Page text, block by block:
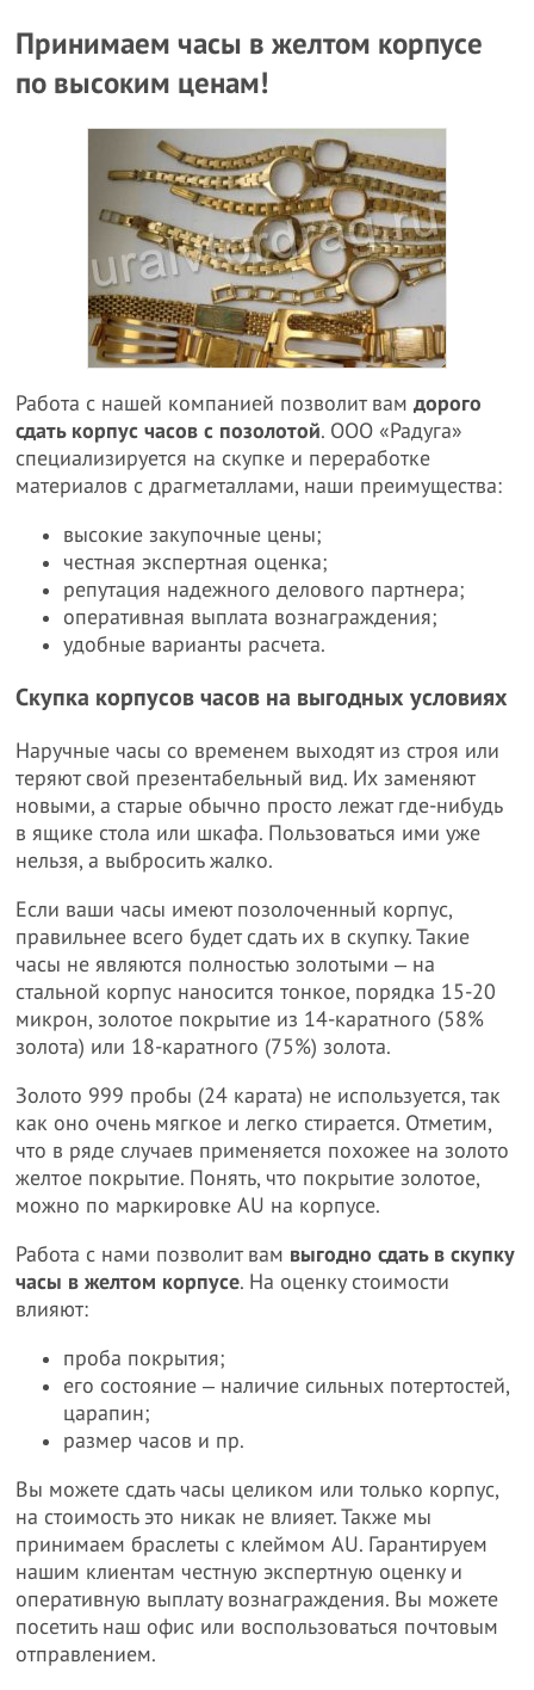
Принимаем часы в желтом корпусе
по высоким ценам!
Работа с нашей компанией позволит вамдорого
сдать корпус часов с позолотой. ООО «Радуга»
специализируется на скупке и переработке
материалов с драгметаллами, наши преимущества:
высокие закупочные цены;
честная экспертная оценка;
репутация надежного делового партнера;
оперативная выплата вознаграждения;
удобные варианты расчета.
Скупка корпусов часов на выгодных условиях
Наручные часы со временем выходят из строя или
теряют свой презентабельный вид. Их заменяют
новыми, а старые обычно просто лежат где-нибудь
в ящике стола или шкафа. Пользоваться ими уже
нельзя, а выбросить жалко.
Если ваши часы имеют позолоченный корпус,
правильнее всего будет сдать их в скупку. Такие
часы не являются полностью золотыми ‒ на
стальной корпус наносится тонкое, порядка 15-20
микрон, золотое покрытие из 14-каратного (58%
золота) или 18-каратного (75%) золота.
Золото 999 пробы (24 карата) не используется, так
как оно очень мягкое и легко стирается. Отметим,
что в ряде случаев применяется похожее на золото
желтое покрытие. Понять, что покрытие золотое,
можно по маркировке AU на корпусе.
Работа с нами позволит вам выгодно сдать в скупку
часы в желтом корпусе. На оценку стоимости
влияют:
проба покрытия;
его состояние ‒ наличие сильных потертостей,
царапин;
размер часов и пр.
Вы можете сдать часы целиком или только корпус,
на стоимость это никак не влияет. Также мы
принимаем браслеты с клеймом AU. Гарантируем
нашим клиентам честную экспертную оценку и
оперативную выплату вознаграждения. Вы можете
посетить наш офис или воспользоваться почтовым
отправлением.